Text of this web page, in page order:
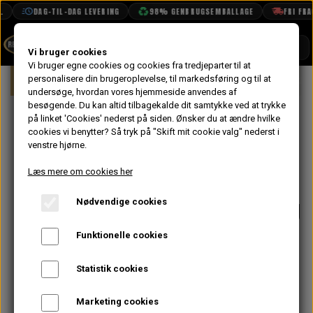
DAG-TIL-DAG LEVERING 98% GENBRUGSEMBALLAGE FRI
BOOK TID
PROJEKTER
TEKNISK DATA
VANDPOLERING
Forside Mini Udstødning Manifold & Forrør
Maniflow LCB
Standard til 1
3/4" Udstødning
(RC40) -
Gummikryds
2.530,40 kr.
Vi bruger cookies
Vi bruger egne cookies og cookies fra tredjeparter til at
personalisere din brugeroplevelse, til markedsføring og til at
undersøge, hvordan vores hjemmeside anvendes af
besøgende. Du kan altid tilbagekalde dit samtykke ved at trykke
på linket 'Cookies' nederst på siden. Ønsker du at ændre hvilke
cookies vi benytter? Så tryk på "Skift mit cookie valg" nederst i
venstre hjørne.
Læs mere om cookies her
Nødvendige cookies
Funktionelle cookies
Statistik cookies
Marketing cookies